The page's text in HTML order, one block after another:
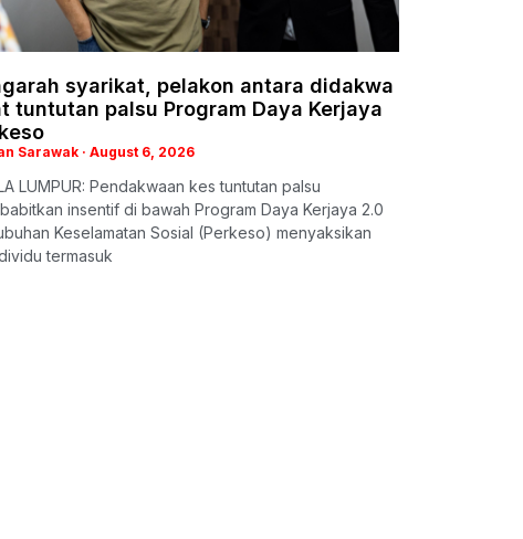
syarikat, pelakon antara didakwa
tuntutan palsu Program Daya Kerjaya
Sarawak August 6, 2026
LUMPUR: Pendakwaan kes tuntutan palsu
insentif di bawah Program Daya Kerjaya 2.0
Keselamatan Sosial (Perkeso) menyaksikan
termasuk